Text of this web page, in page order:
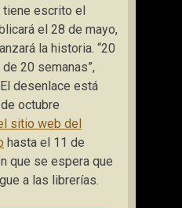
tiene escrito el
el 28 de mayo,
la historia. “20
20 semanas”,
desenlace está
octubre
sitio web del
hasta el 11 de
que se espera que
a las librerías.